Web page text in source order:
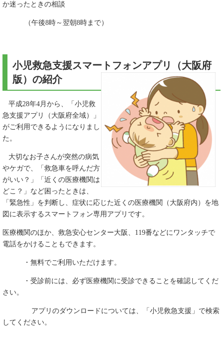
か迷ったときの相談
（午後8時～翌朝8時まで）
小児救急支援スマートフォンアプリ（大阪府
版）の紹介
平成28年4月から、「小児救
急支援アプリ（大阪府全域）」
がご利用できるようになりまし
た。
大切なお子さんが突然の病気
やケガで、「救急車を呼んだ方
がいい？」「近くの医療機関は
どこ？」など困ったときは、
「緊急性」を判断し、症状に応じた近くの医療機関（大阪府内）を地
図に表示するスマートフォン専用アプリです。
医療機関のほか、救急安心センター大阪、119番などにワンタッチで
電話をかけることもできます。
・無料でご利用いただけます。
・受診前には、必ず医療機関に受診できることを確認してくだ
さい。
アプリのダウンロードについては、「小児救急支援」で検索
してください。